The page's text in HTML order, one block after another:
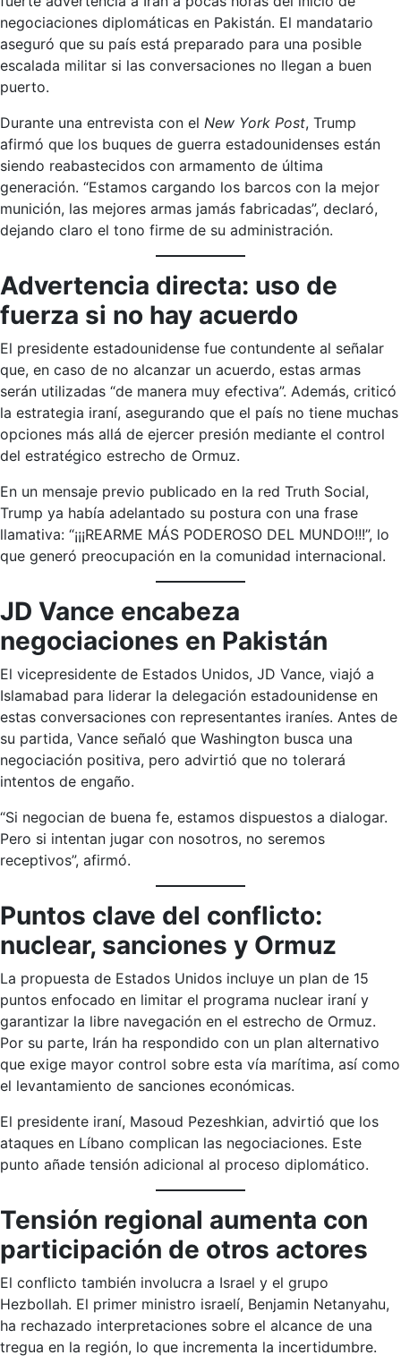
negociaciones diplomáticas en Pakistán. El mandatario
aseguró que su país está preparado para una posible
escalada militar si las conversaciones no llegan a buen
puerto.
Durante una entrevista con el New York Post, Trump
afirmó que los buques de guerra estadounidenses están
siendo reabastecidos con armamento de última
generación. “Estamos cargando los barcos con la mejor
munición, las mejores armas jamás fabricadas”, declaró,
dejando claro el tono firme de su administración.
Advertencia directa: uso de
fuerza si no hay acuerdo
El presidente estadounidense fue contundente al señalar
que, en caso de no alcanzar un acuerdo, estas armas
serán utilizadas “de manera muy efectiva”. Además, criticó
la estrategia iraní, asegurando que el país no tiene muchas
opciones más allá de ejercer presión mediante el control
del estratégico estrecho de Ormuz.
En un mensaje previo publicado en la red Truth Social,
Trump ya había adelantado su postura con una frase
llamativa: “¡¡¡REARME MÁS PODEROSO DEL MUNDO!!!”, lo
que generó preocupación en la comunidad internacional.
JD Vance encabeza
negociaciones en Pakistán
El vicepresidente de Estados Unidos, JD Vance, viajó a
Islamabad para liderar la delegación estadounidense en
estas conversaciones con representantes iraníes. Antes de
su partida, Vance señaló que Washington busca una
negociación positiva, pero advirtió que no tolerará
intentos de engaño.
“Si negocian de buena fe, estamos dispuestos a dialogar.
Pero si intentan jugar con nosotros, no seremos
receptivos”, afirmó.
Puntos clave del conflicto:
nuclear, sanciones y Ormuz
La propuesta de Estados Unidos incluye un plan de 15
puntos enfocado en limitar el programa nuclear iraní y
garantizar la libre navegación en el estrecho de Ormuz.
Por su parte, Irán ha respondido con un plan alternativo
que exige mayor control sobre esta vía marítima, así como
el levantamiento de sanciones económicas.
El presidente iraní, Masoud Pezeshkian, advirtió que los
ataques en Líbano complican las negociaciones. Este
punto añade tensión adicional al proceso diplomático.
Tensión regional aumenta con
participación de otros actores
El conflicto también involucra a Israel y el grupo
Hezbollah. El primer ministro israelí, Benjamin Netanyahu,
ha rechazado interpretaciones sobre el alcance de una
tregua en la región, lo que incrementa la incertidumbre.